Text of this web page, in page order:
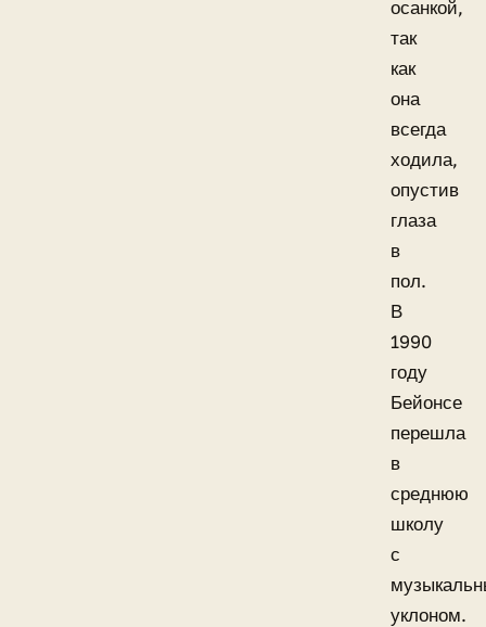
осанкой,
так
как
она
всегда
ходила,
опустив
глаза
в
пол.
В
1990
году
Бейонсе
перешла
в
среднюю
школу
с
уклоном.